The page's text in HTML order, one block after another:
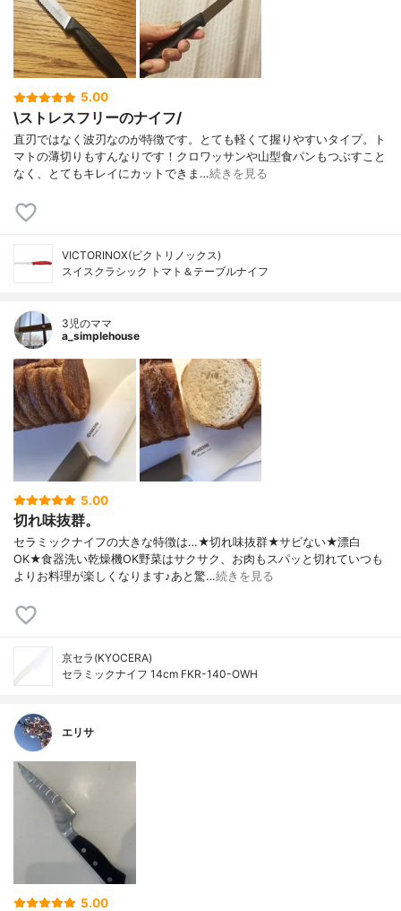
5.00
\ストレスフリーのナイフ/
直刃ではなく波刃なのが特徴です。とても軽くて握りやすいタイプ。ト
マトの薄切りもすんなりです！クロワッサンや山型食パンもつぶすこと
なく、とてもキレイにカットできま…続きを見る
VICTORINOX(ビクトリノックス)
スイスクラシック トマト＆テーブルナイフ
3児のママ
a_simplehouse
5.00
切れ味抜群。
セラミックナイフの大きな特徴は…★切れ味抜群★サビない★漂白
OK★食器洗い乾燥機OK野菜はサクサク、お肉もスパッと切れていつも
よりお料理が楽しくなります♪あと驚…続きを見る
京セラ(KYOCERA)
セラミックナイフ 14cm FKR-140-OWH
エリサ
5.00